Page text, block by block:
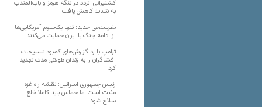
کشتیرانی، تردد در تنگه هرمز و باب‌المندب
به شدت کاهش یافت
نظرسنجی جدید: تنها یک‌سوم آمریکایی‌ها
از ادامه جنگ با ایران حمایت می‌کنند
ترامپ با رد گزارش‌های کمبود تسلیحات،
افشاگران را به زندان طولانی مدت تهدید
کرد
رئیس‌ جمهوری اسرائیل: نقشه راه غزه
مثبت است اما حماس باید کاملا خلع
سلاح شود